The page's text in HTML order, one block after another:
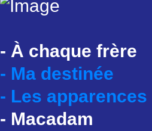
- À chaque frère
- Ma destinée
- Les
- Macadam